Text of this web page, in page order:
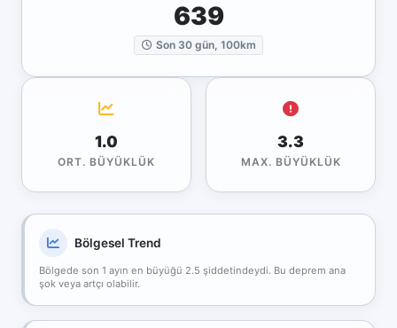
639
Son 30 gün, 100km
1.0
ORT. BÜYÜKLÜK
3.3
MAX. BÜYÜKLÜK
Bölgesel Trend
Bölgede son 1 ayın en büyüğü 2.5 şiddetindeydi. Bu deprem ana
şok veya artçı olabilir.